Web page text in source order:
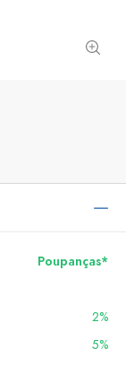
Poupanças*
2%
5%